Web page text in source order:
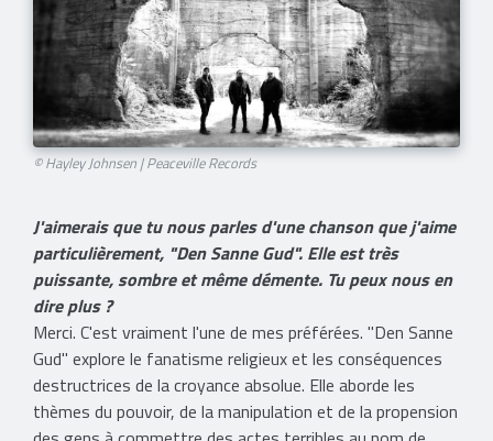
© Hayley Johnsen | Peaceville Records
J'aimerais que tu nous parles d'une chanson que j'aime
particulièrement, "Den Sanne Gud". Elle est très
puissante, sombre et même démente. Tu peux nous en
dire plus ?
Merci. C'est vraiment l'une de mes préférées. "Den Sanne
Gud" explore le fanatisme religieux et les conséquences
destructrices de la croyance absolue. Elle aborde les
thèmes du pouvoir, de la manipulation et de la propension